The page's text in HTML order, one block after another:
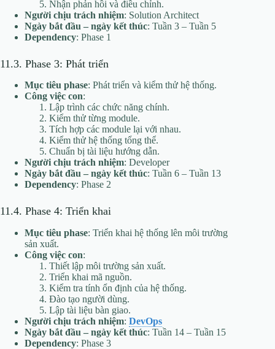
Nhận phản hồi và điều chỉnh.
Người chịu trách nhiệm: Solution Architect
Ngày bắt đầu – ngày kết thúc: Tuần 3 – Tuần 5
Dependency: Phase 1
11.3. Phase 3: Phát triển
Mục tiêu phase: Phát triển và kiểm thử hệ thống.
Công việc con:
Lập trình các chức năng chính.
Kiểm thử từng module.
Tích hợp các module lại với nhau.
Kiểm thử hệ thống tổng thể.
Chuẩn bị tài liệu hướng dẫn.
Người chịu trách nhiệm: Developer
Ngày bắt đầu – ngày kết thúc: Tuần 6 – Tuần 13
Dependency: Phase 2
11.4. Phase 4: Triển khai
Mục tiêu phase: Triển khai hệ thống lên môi trường
sản xuất.
Công việc con:
Thiết lập môi trường sản xuất.
Triển khai mã nguồn.
Kiểm tra tính ổn định của hệ thống.
Đào tạo người dùng.
Lập tài liệu bàn giao.
Người chịu trách nhiệm: DevOps
Ngày bắt đầu – ngày kết thúc: Tuần 14 – Tuần 15
Dependency: Phase 3